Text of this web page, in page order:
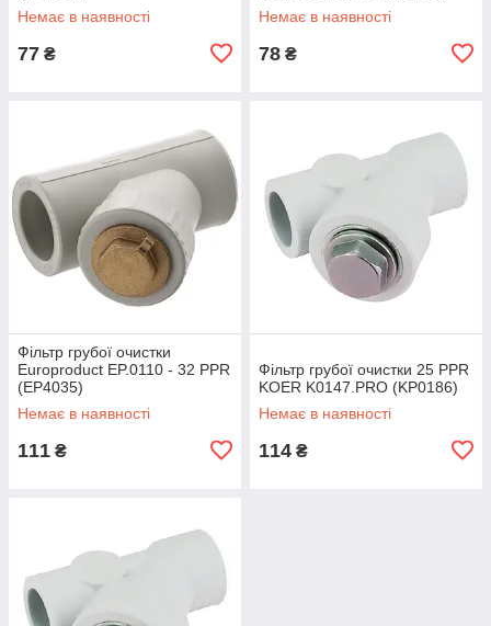
Немає в наявності
77 ₴
Немає в наявності
78 ₴
Фільтр грубої очистки
Europroduct EP.0110 - 32 PPR
(EP4035)
Немає в наявності
111 ₴
Фільтр грубої очистки 25 PPR
KOER K0147.PRO (KP0186)
Немає в наявності
114 ₴